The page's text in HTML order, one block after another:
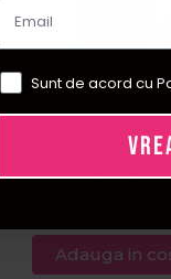
Cupio Oja
Pretty Pov
Adauga in
Sunt de acord cu